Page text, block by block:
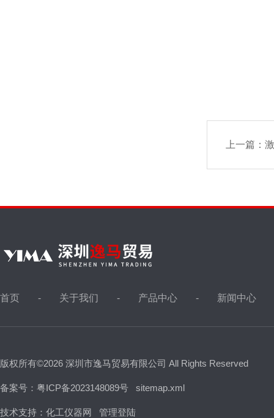
上一篇：
首页 关于我们 产品中心 新闻中心
版权所有©2026 深圳市逸马贸易有限公司 All Rights Reserved
备案号：粤ICP备2023148089号 sitemap.xml
技术支持： 化工仪器网 管理登陆